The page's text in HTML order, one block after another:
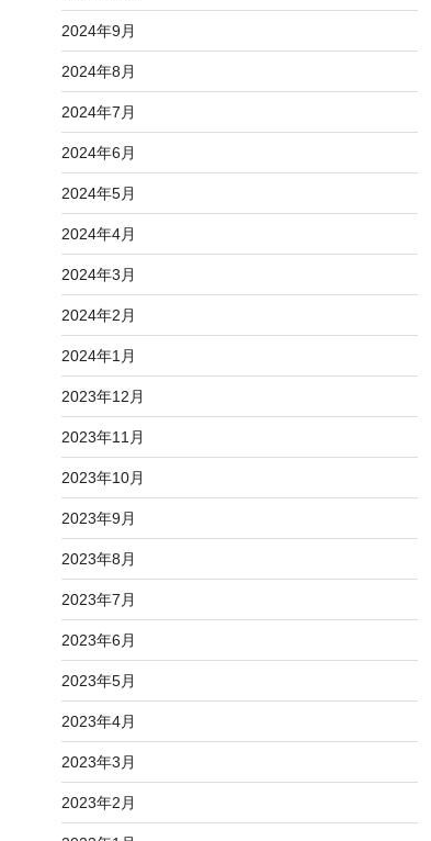
2024年9月
2024年8月
2024年7月
2024年6月
2024年5月
2024年4月
2024年3月
2024年2月
2024年1月
2023年12月
2023年11月
2023年10月
2023年9月
2023年8月
2023年7月
2023年6月
2023年5月
2023年4月
2023年3月
2023年2月